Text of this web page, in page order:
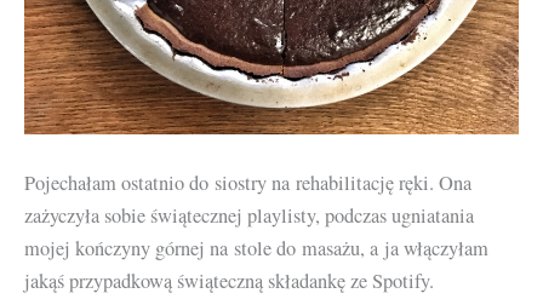
Pojechałam ostatnio do siostry na rehabilitację ręki. Ona
zażyczyła sobie świątecznej playlisty, podczas ugniatania
mojej kończyny górnej na stole do masażu, a ja włączyłam
jakąś przypadkową świąteczną składankę ze Spotify.